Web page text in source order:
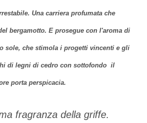
Una carriera profumata che
bergamotto. E prosegue con l'aroma di
sole, che stimola i progetti vincenti e gli
di legni di cedro con sottofondo il
porta perspicacia.
fragranza della griffe.